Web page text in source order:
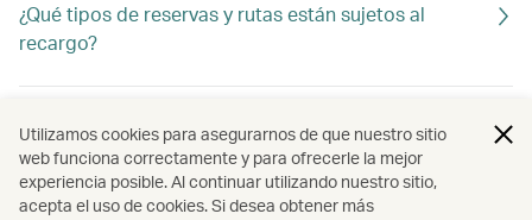
¿Qué tipos de reservas y rutas están sujetos al
recargo?
¿El recargo es reembolsable?
Utilizamos cookies para asegurarnos de que nuestro sitio
web funciona correctamente y para ofrecerle la mejor
experiencia posible. Al continuar utilizando nuestro sitio,
acepta el uso de cookies. Si desea obtener más